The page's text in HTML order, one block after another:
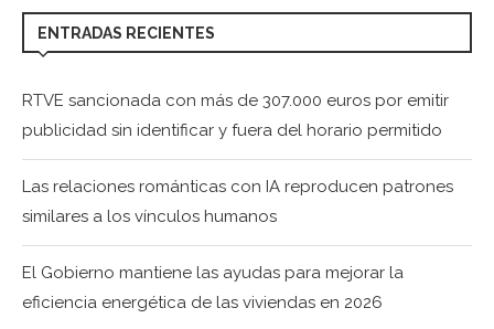
ENTRADAS RECIENTES
RTVE sancionada con más de 307.000 euros por emitir
publicidad sin identificar y fuera del horario permitido
Las relaciones románticas con IA reproducen patrones
similares a los vínculos humanos
El Gobierno mantiene las ayudas para mejorar la
eficiencia energética de las viviendas en 2026